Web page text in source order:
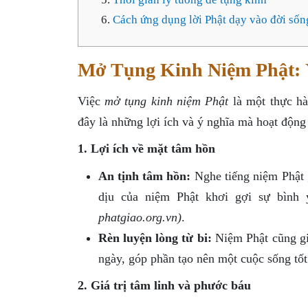
Cách ứng dụng lời Phật dạy vào đời
Mở Tụng Kinh Niệm
Việc mở tụng kinh niệm Phậtlà một thực
đây là những lợi ích và ý nghĩa mà hoạt
1. Lợi ích về mặt tâm hồn
An tịnh tâm hồn: Nghe tiếng niệm
dịu của niệm Phật khơi gợi sự
phatgiao.org.vn).
Rèn luyện lòng từ bi: Niệm Phật cũng
ngày, góp phần tạo nên một cuộc sống
2. Giá trị tâm linh và phước báu